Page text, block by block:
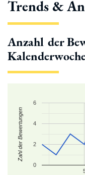
Trends &
Anzahl der
0
2
4
6
Zahl der Bewertungen